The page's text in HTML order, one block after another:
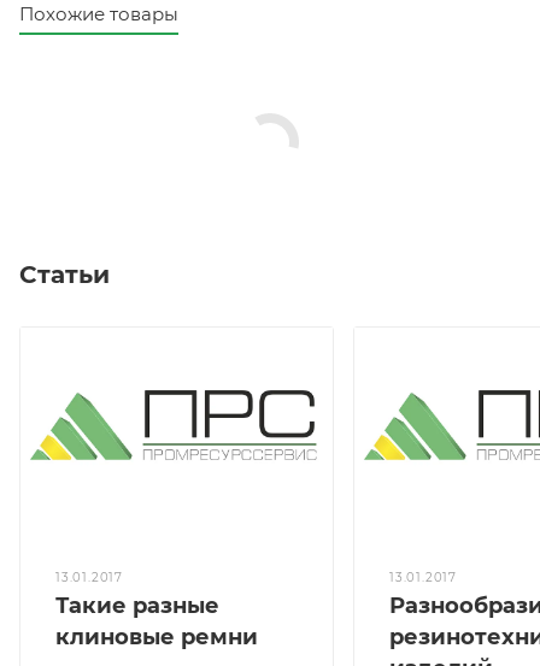
Похожие товары
Статьи
13.01.2017
Такие разные
клиновые ремни
13.01.2017